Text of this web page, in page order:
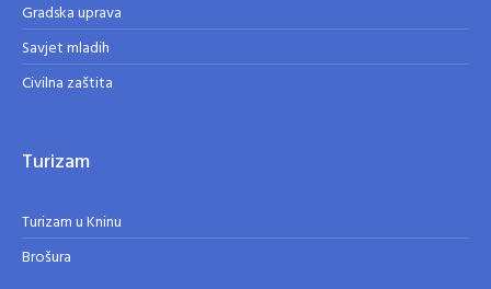
Gradska uprava
Savjet mladih
Civilna zaštita
Turizam
Turizam u Kninu
Brošura